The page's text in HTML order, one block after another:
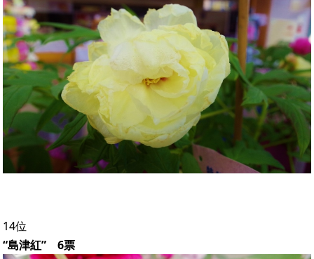
14位
“島津紅” 6票